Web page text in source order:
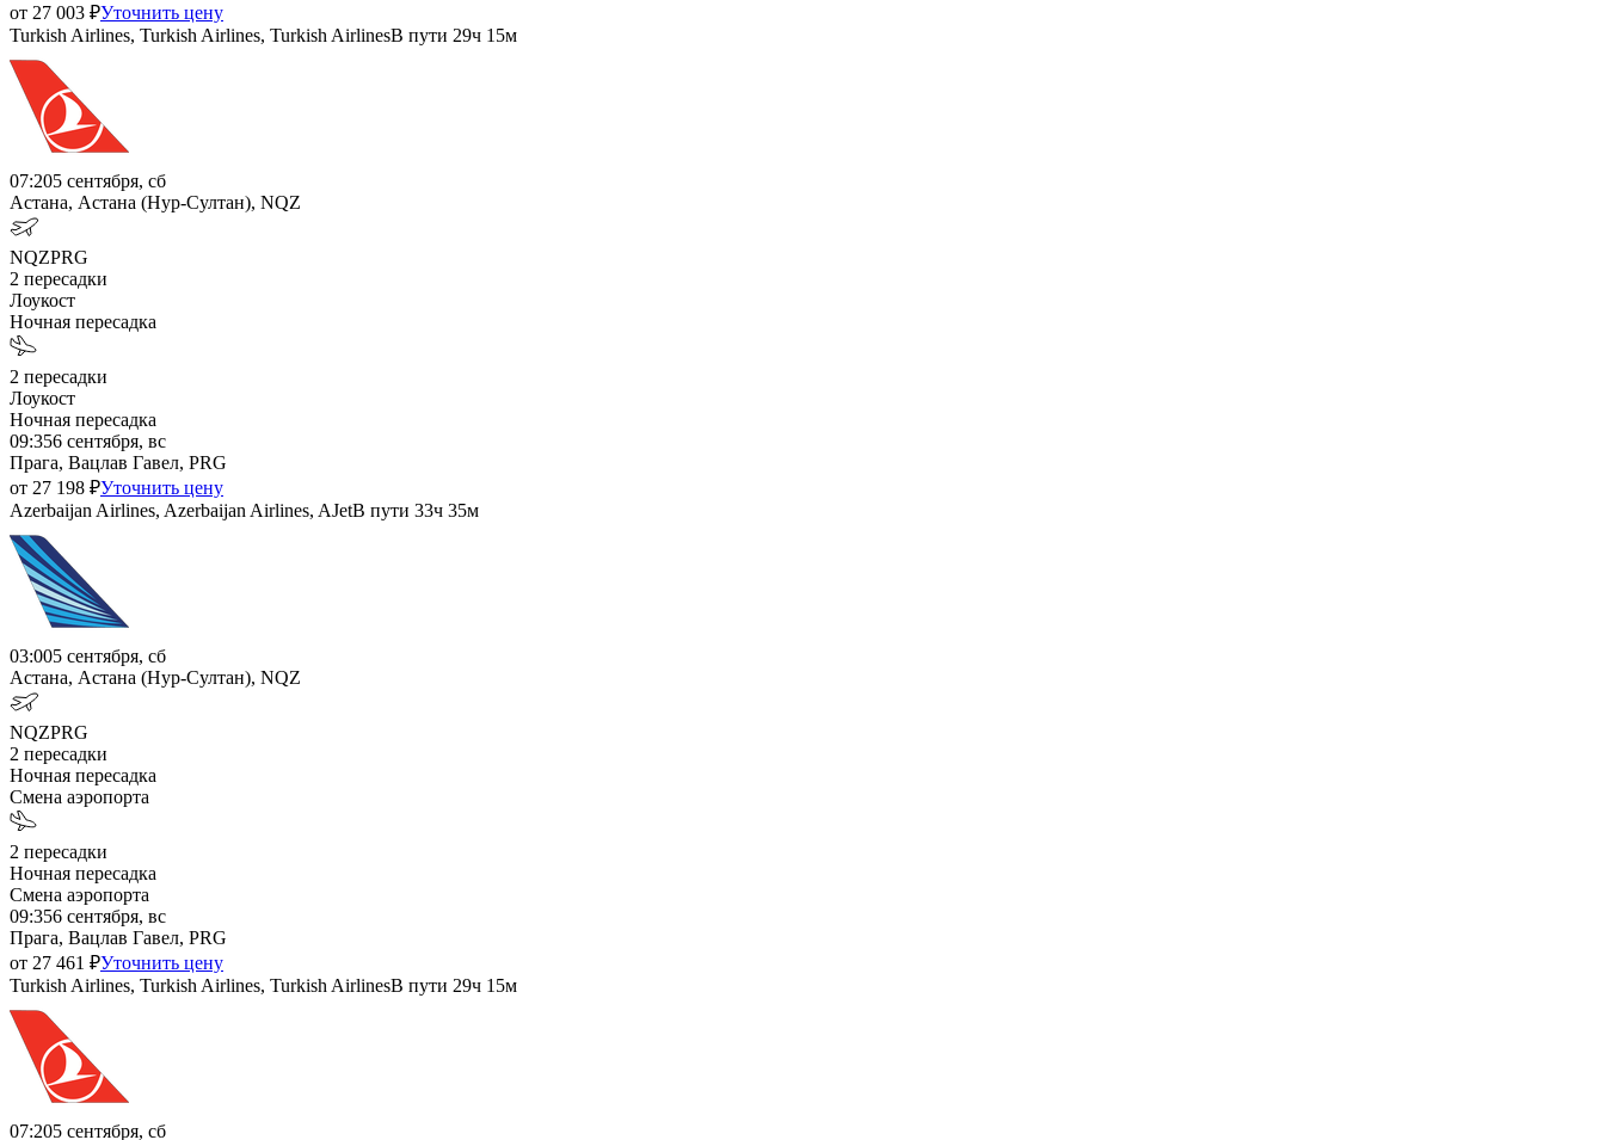
от 27 003 ₽Уточнить цену
Turkish Airlines, Turkish Airlines, Turkish AirlinesВ пути 29ч 15м
07:205 сентября, сб
Астана, Астана (Нур-Султан), NQZ
NQZPRG
2 пересадки
Лоукост
Ночная пересадка
2 пересадки
Лоукост
Ночная пересадка
09:356 сентября, вс
Прага, Вацлав Гавел, PRG
от 27 198 ₽Уточнить цену
Azerbaijan Airlines, Azerbaijan Airlines, AJetВ пути 33ч 35м
03:005 сентября, сб
Астана, Астана (Нур-Султан), NQZ
NQZPRG
2 пересадки
Ночная пересадка
Смена аэропорта
2 пересадки
Ночная пересадка
Смена аэропорта
09:356 сентября, вс
Прага, Вацлав Гавел, PRG
от 27 461 ₽Уточнить цену
Turkish Airlines, Turkish Airlines, Turkish AirlinesВ пути 29ч 15м
07:205 сентября, сб